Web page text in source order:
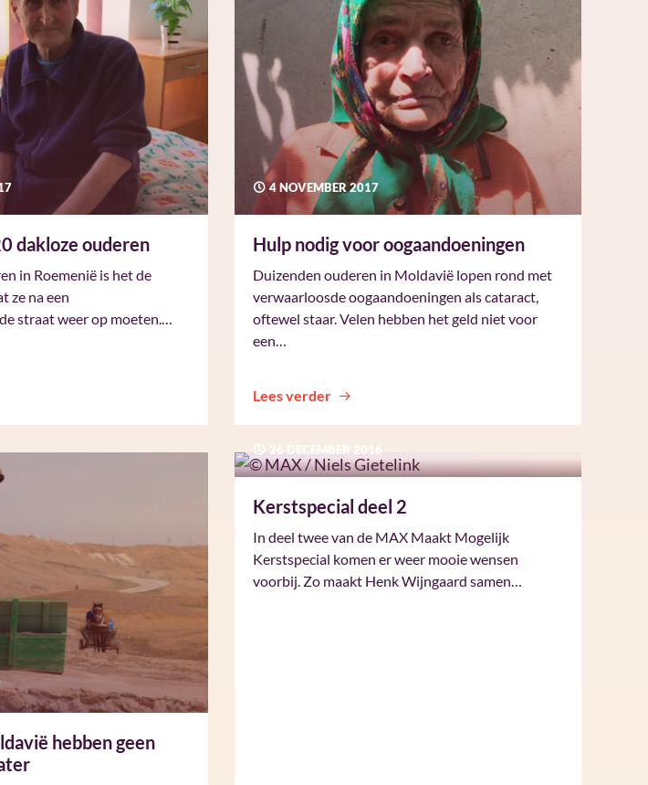
dakloze ouderen
in Roemenië is het de
ze na een
straat weer op moeten.…
4 NOVEMBER 2017
Hulp nodig voor oogaandoeningen
Duizenden ouderen in Moldavië lopen rond met
verwaarloosde oogaandoeningen als cataract,
oftewel staar. Velen hebben het geld niet voor
een…
Lees verder
hebben geen
26 DECEMBER 2016
Kerstspecial deel 2
In deel twee van de MAX Maakt Mogelijk
Kerstspecial komen er weer mooie wensen
voorbij. Zo maakt Henk Wijngaard samen…